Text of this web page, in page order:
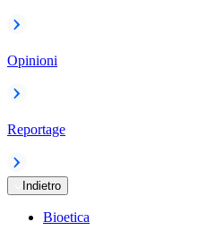
Opinioni
Reportage
Indietro
Bioetica